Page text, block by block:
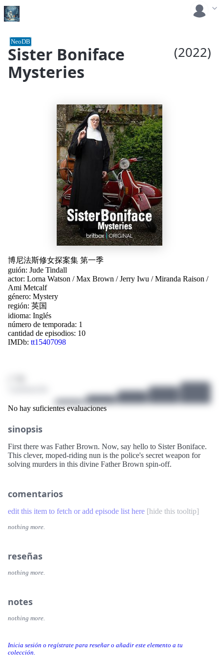
Sister Boniface
Mysteries
(2022)
NeoDB
Inicia sesión o regístrate para reseñar o añadir este elemento a tu
colección.
博尼法斯修女探案集 第一季
guión: Jude Tindall
actor: Lorna Watson /Max Brown /Jerry Iwu /Miranda Raison /
Ami Metcalf
género: Mystery
región: 英国
idioma: Inglés
número de temporada: 1
cantidad de episodios: 10
IMDb: tt15407098
No hay suficientes evaluaciones
sinopsis
First there was Father Brown. Now, say hello to Sister Boniface.
This clever, moped-riding nun is the police's secret weapon for
solving murders in this divine Father Brown spin-off.
comentarios
edit this item to fetch or add episode list here [hide this tooltip]
nothing more.
reseñas
nothing more.
notes
nothing more.